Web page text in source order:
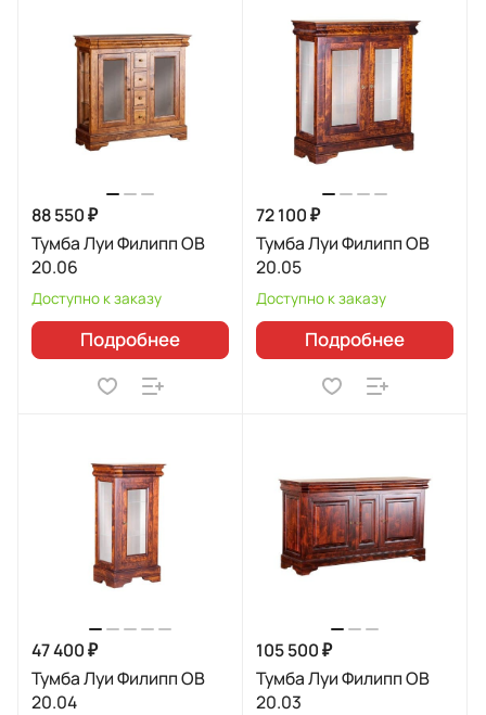
88 550 ₽
Тумба Луи Филипп ОВ
20.06
Доступно к заказу
Подробнее
72 100 ₽
Тумба Луи Филипп ОВ
20.05
Доступно к заказу
Подробнее
47 400 ₽
Тумба Луи Филипп ОВ
20.04
105 500 ₽
Тумба Луи Филипп ОВ
20.03